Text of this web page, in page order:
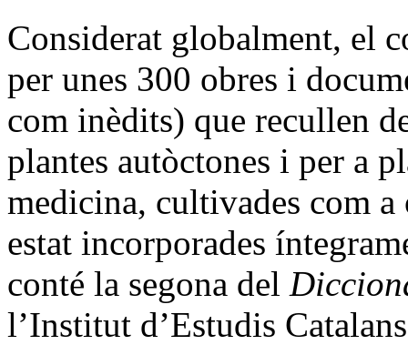
Considerat globalment, el
per unes 300 obres i
com inèdits) que recullen
plantes autòctones i per a
medicina, cultivades com a
estat incorporades
conté la segona del
l’Institut d’Estudis